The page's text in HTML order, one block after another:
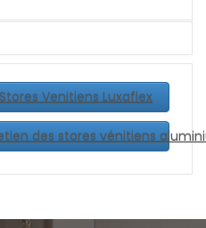
Venitiens Luxaflex
des stores vénitiens